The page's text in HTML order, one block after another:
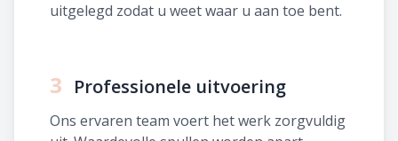
uitgelegd zodat u weet waar u aan toe bent.
3 Professionele uitvoering
Ons ervaren team voert het werk zorgvuldig